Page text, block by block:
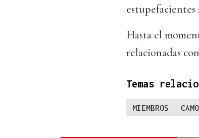
Hasta el
relacionadas
Temas
MIEMBROS